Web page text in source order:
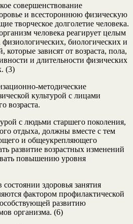
совершенствование
и всестороннюю физическую
творческое долголетие человека.
человека реагирует целым
биологических и
зависят от возраста, пола,
и длительности физических
(3)
методические
культурой с лицами
возраста.
с людьми старшего поколения,
отдыха, должны вместе с тем
и общеукрепляющего
развитие возрастных изменений
повышению уровня
здоровья занятия
фактором профилактической
развитию
организма. (6)